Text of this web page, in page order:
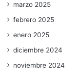
marzo 2025
febrero 2025
enero 2025
diciembre 2024
noviembre 2024